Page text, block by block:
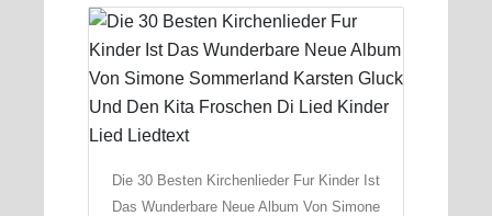
Die 30 Besten Kirchenlieder Fur Kinder Ist
Das Wunderbare Neue Album Von Simone